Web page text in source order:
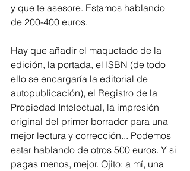
y que te asesore. Estamos hablando
de 200-400 euros.
Hay que añadir el maquetado de la
edición, la portada, el ISBN (de todo
ello se encargaría la editorial de
autopublicación), el Registro de la
Propiedad Intelectual, la impresión
original del primer borrador para una
mejor lectura y corrección... Podemos
estar hablando de otros 500 euros. Y si
pagas menos, mejor. Ojito: a mí, una